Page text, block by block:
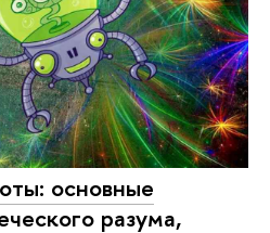
основные
разума,